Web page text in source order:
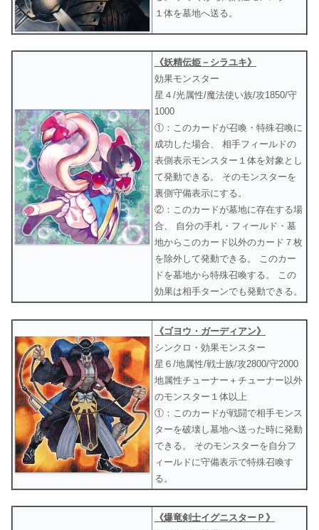
１体を墓地へ送る。
《妖精伝姫－シラユキ》
効果モンスター
星４/光属性/魔法使い族/攻1850/守
1000
①：このカードが召喚・特殊召喚に
成功した場合、 相手フィールドの
表側表示モンスター１体を対象とし
て発動できる。 そのモンスターを
裏側守備表示にする。
②：このカードが墓地に存在する場
合、 自分の手札・フィールド・墓
地からこのカード以外のカード７枚
を除外して発動できる。 このカー
ドを墓地から特殊召喚する。 この
効果は相手ターンでも発動できる。
《ゴヨウ・ガーディアン》
シンクロ・効果モンスター
星６/地属性/戦士族/攻2800/守2000
地属性チューナー＋チューナー以外
のモンスター１体以上
①：このカードが戦闘で相手モンス
ターを破壊し墓地へ送った時に発動
できる。 そのモンスターを自分フ
ィールドに守備表示で特殊召喚す
る。
《爆竜剣士イグニスターＰ》